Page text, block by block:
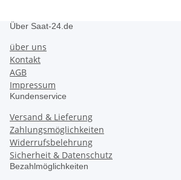
Über Saat-24.de
über uns
Kontakt
AGB
Impressum
Kundenservice
Versand & Lieferung
Zahlungsmöglichkeiten
Widerrufsbelehrung
Sicherheit & Datenschutz
Bezahlmöglichkeiten